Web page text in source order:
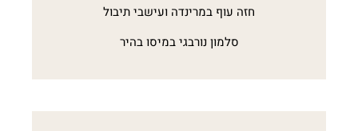
חזה עוף במרינדה ועישבי תיבול
סלמון נורבגי במיסו בהיר